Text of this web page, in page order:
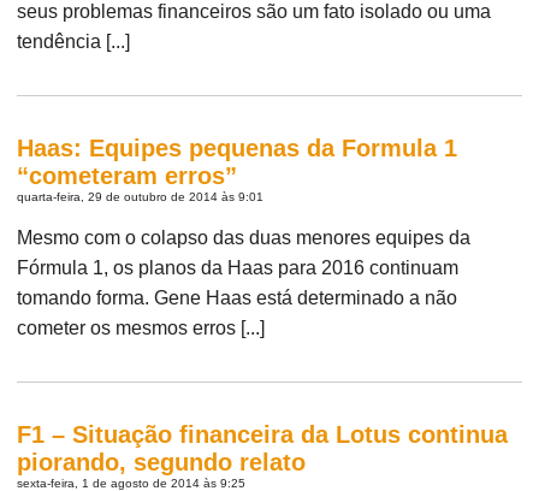
seus problemas financeiros são um fato isolado ou uma
tendência [...]
Haas: Equipes pequenas da Formula 1
“cometeram erros”
quarta-feira, 29 de outubro de 2014 às 9:01
Mesmo com o colapso das duas menores equipes da
Fórmula 1, os planos da Haas para 2016 continuam
tomando forma. Gene Haas está determinado a não
cometer os mesmos erros [...]
F1 – Situação financeira da Lotus continua
piorando, segundo relato
sexta-feira, 1 de agosto de 2014 às 9:25